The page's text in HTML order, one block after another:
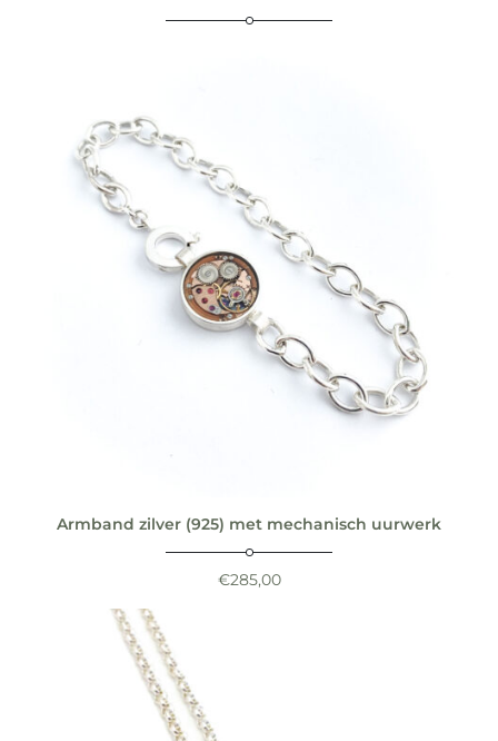
Armband zilver (925) met mechanisch uurwerk
€285,00